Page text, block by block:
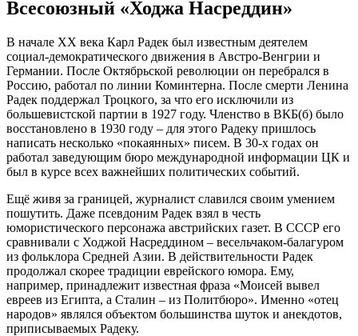
Всесоюзный «Ходжа Насреддин»
В начале XX века Карл Радек был известным деятелем
социал-демократического движения в Австро-Венгрии и
Германии. После Октябрьской революции он перебрался в
Россию, работал по линии Коминтерна. После смерти Ленина
Радек поддержал Троцкого, за что его исключили из
большевистской партии в 1927 году. Членство в ВКБ(б) было
восстановлено в 1930 году – для этого Радеку пришлось
написать несколько «покаянных» писем. В 30-х годах он
работал заведующим бюро международной информации ЦК и
был в курсе всех важнейших политических событий.
Ещё живя за границей, журналист славился своим умением
пошутить. Даже псевдоним Радек взял в честь
юмористического персонажа австрийских газет. В СССР его
сравнивали с Ходжой Насреддином – весельчаком-балагуром
из фольклора Средней Азии. В действительности Радек
продолжал скорее традиции еврейского юмора. Ему,
например, принадлежит известная фраза «Моисей вывел
евреев из Египта, а Сталин – из Политбюро». Именно «отец
народов» являлся объектом большинства шуток и анекдотов,
приписываемых Радеку.